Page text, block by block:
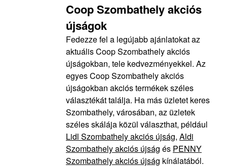
Coop Szombathely akciós
újságok
Fedezze fel a legújabb ajánlatokat az
aktuális Coop Szombathely akciós
újságokban, tele kedvezményekkel. Az
egyes Coop Szombathely akciós
újságokban akciós termékek széles
választékát találja. Ha más üzletet keres
Szombathely, városában, az üzletek
széles skálája közül választhat, például
Lidl Szombathely akciós újság, Aldi
Szombathely akciós újság és PENNY
Szombathely akciós újság kínálatából.